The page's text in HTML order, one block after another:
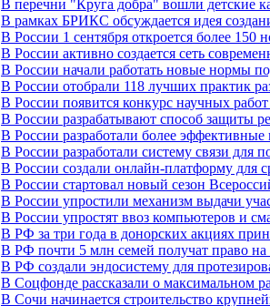
В перечни "Круга добра" вошли детские
В рамках БРИКС обсуждается идея
В России 1 сентября откроется более
В России активно создается сеть
В России начали работать новые нормы
В России отобрали 118 лучших практик
В России появится конкурс научных
В России разрабатывают способ защиты
В России разработали более
В России разработали систему связи
В России создали онлайн-платформу
В России стартовал новый сезон
В России упростили механизм выдачи
В России упростят ввоз компьютеров и
В РФ за три года в донорских акциях
В РФ почти 5 млн семей получат право
В РФ создали эндосистему для
В Соцфонде рассказали о максимальном
В Сочи начинается строительство